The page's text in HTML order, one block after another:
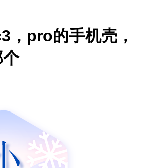
，pro的手机壳，